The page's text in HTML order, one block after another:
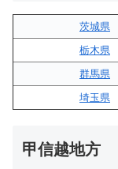
茨城県
栃木県
群馬県
埼玉県
甲信越地方